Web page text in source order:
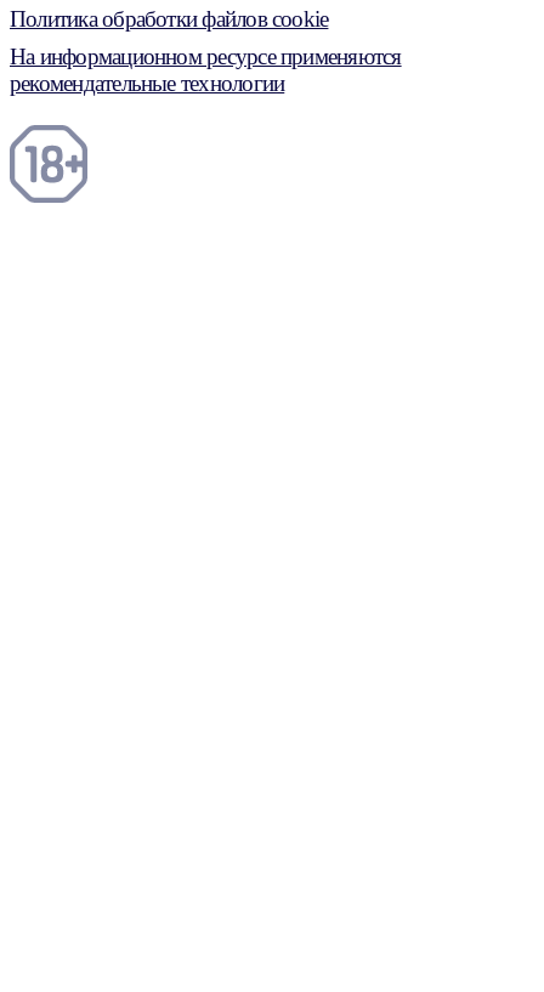
Политика обработки файлов cookie
На информационном ресурсе применяются
рекомендательные технологии